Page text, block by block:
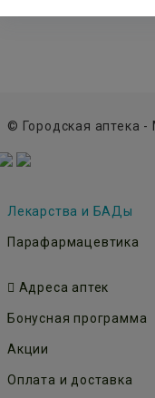
© Городская аптека
Лекарства и БАДы
Парафармацевтика
Адреса аптек
Бонусная программа
Акции
Оплата и доставка